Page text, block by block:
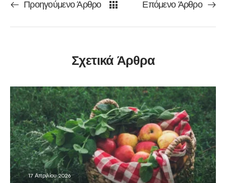
Προηγούμενο Άρθρο Επόμενο Άρθρο
Σχετικά Άρθρα
17 Απριλίου 2026